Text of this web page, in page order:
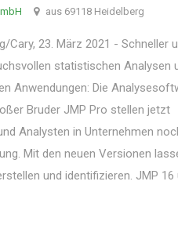
aus 69118 Heidelberg
Cary, 23. März 2021 - Schneller
statistischen Analysen
Anwendungen: Die
Bruder JMP Pro stellen jetzt
Analysten in Unternehmen
Mit den neuen Versionen
und identifizieren. JMP 16